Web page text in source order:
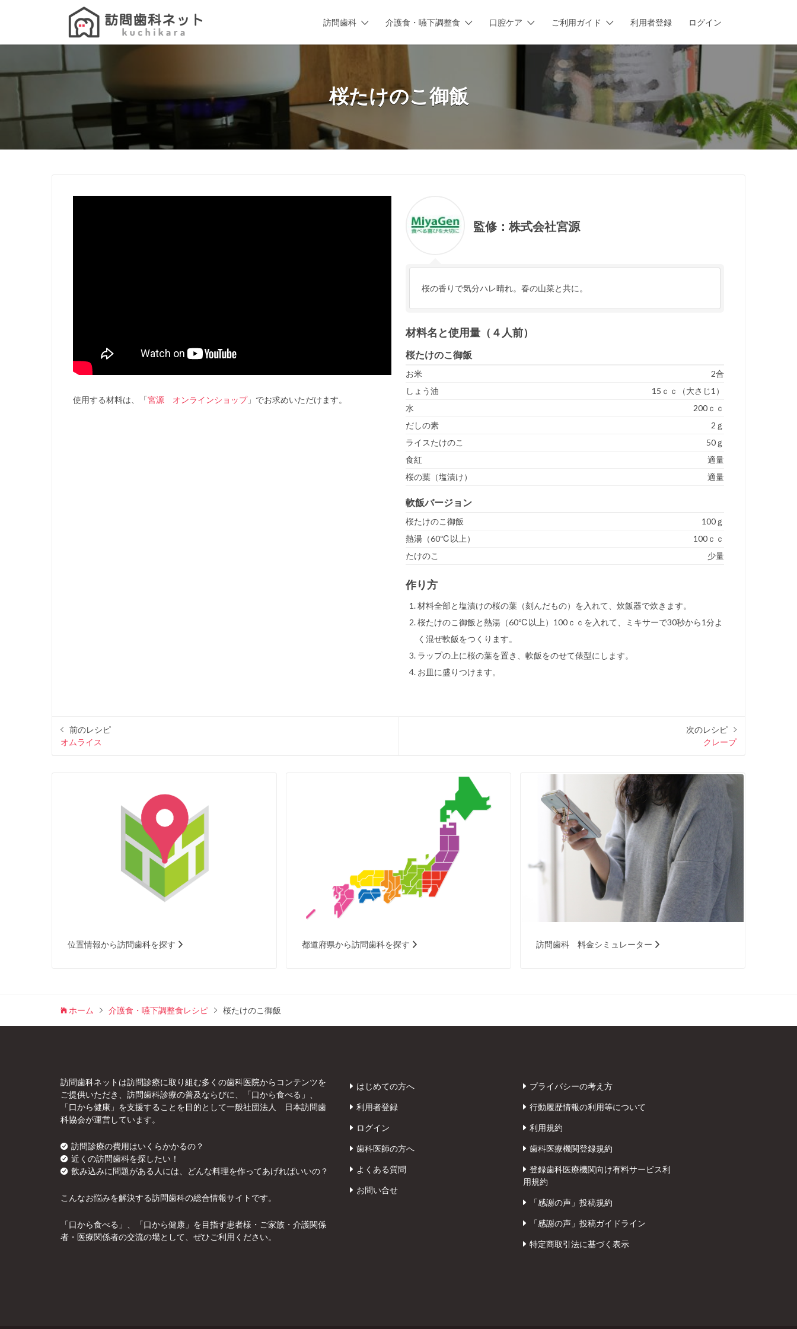
訪問歯科 介護食・嚥下調整食 口腔ケア ご利用ガイド 利用者登録 ログイン
Search
桜たけのこ御飯
使用する材料は、「宮源 オンラインショップ」でお求めいただけます。
監修： 株式会社宮源
桜の香りで気分ハレ晴れ。春の山菜と共に。
材料名と使用量（４人前）
桜たけのこ御飯
お米
2合
しょう油
15ｃｃ（大さじ1）
水
200ｃｃ
だしの素
2ｇ
ライスたけのこ
50ｇ
食紅
適量
桜の葉（塩漬け）
適量
軟飯バージョン
桜たけのこ御飯
100ｇ
熱湯（60℃以上）
100ｃｃ
たけのこ
少量
作り方
材料全部と塩漬けの桜の葉（刻んだもの）を入れて、炊飯器で炊きます。
桜たけのこ御飯と熱湯（60℃以上）100ｃｃを入れて、ミキサーで30秒から1分よ
く混ぜ軟飯をつくります。
ラップの上に桜の葉を置き、軟飯をのせて俵型にします。
お皿に盛りつけます。
前のレシピ
オムライス
次のレシピ
クレープ
位置情報から訪問歯科を探す 都道府県から訪問歯科を探す 訪問歯科 料金シミュレーター
ホーム 介護食・嚥下調整食レシピ 桜たけのこ御飯
訪問歯科ネットは訪問診療に取り組む多くの歯科医院からコンテンツを
ご提供いただき、訪問歯科診療の普及ならびに、「口から食べる」、
「口から健康」を支援することを目的として一般社団法人 日本訪問歯
科協会が運営しています。
訪問診療の費用はいくらかかるの？
近くの訪問歯科を探したい！
飲み込みに問題がある人には、どんな料理を作ってあげればいいの？
こんなお悩みを解決する訪問歯科の総合情報サイトです。
「口から食べる」、「口から健康」を目指す患者様・ご家族・介護関係
者・医療関係者の交流の場として、ぜひご利用ください。
はじめての方へ
利用者登録
ログイン
歯科医師の方へ
よくある質問
お問い合せ
プライバシーの考え方
行動履歴情報の利用等について
利用規約
歯科医療機関登録規約
登録歯科医療機関向け有料サービス利
用規約
「感謝の声」投稿規約
「感謝の声」投稿ガイドライン
特定商取引法に基づく表示